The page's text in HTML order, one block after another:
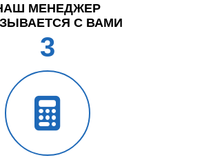
МЕНЕДЖЕР
С ВАМИ
3